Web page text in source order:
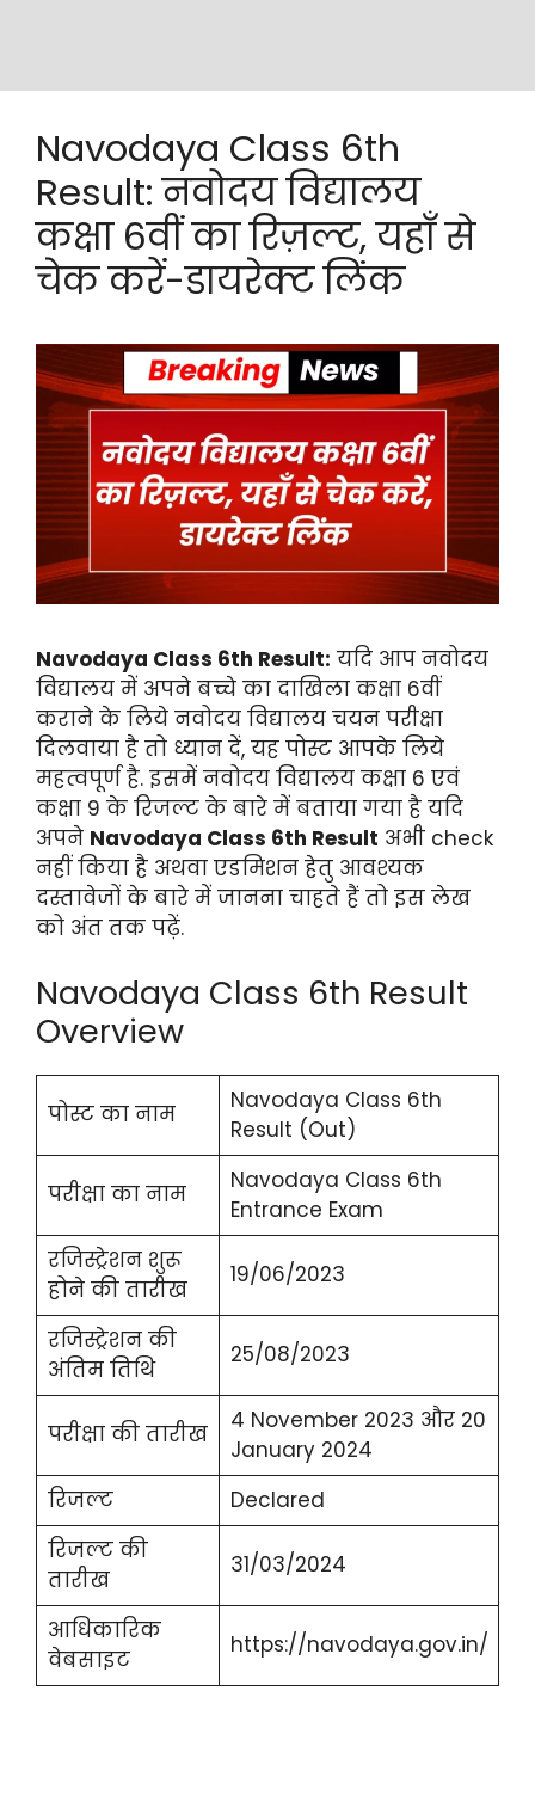
Navodaya Class 6th
Result: नवोदय विद्यालय
कक्षा 6वीं का रिज़ल्ट, यहाँ से
चेक करें-डायरेक्ट लिंक
Navodaya Class 6th Result: यदि आप नवोदय
विद्यालय में अपने बच्चे का दाखिला कक्षा 6वीं
कराने के लिये नवोदय विद्यालय चयन परीक्षा
दिलवाया है तो ध्यान दें, यह पोस्ट आपके लिये
महत्वपूर्ण है. इसमें नवोदय विद्यालय कक्षा 6 एवं
कक्षा 9 के रिजल्ट के बारे में बताया गया है यदि
अपने Navodaya Class 6th Result अभी check
नहीं किया है अथवा एडमिशन हेतु आवश्यक
दस्तावेजों के बारे में जानना चाहते हैं तो इस लेख
को अंत तक पढ़ें.
Navodaya Class 6th Result
Overview
पोस्ट का नाम
Navodaya Class 6th
Result (Out)
परीक्षा का नाम
Navodaya Class 6th
Entrance Exam
रजिस्ट्रेशन शुरू
होने की तारीख
19/06/2023
रजिस्ट्रेशन की
अंतिम तिथि
25/08/2023
परीक्षा की तारीख
4 November 2023 और 20
January 2024
रिजल्ट
Declared
रिजल्ट की
तारीख
31/03/2024
आधिकारिक
वेबसाइट
https://navodaya.gov.in/